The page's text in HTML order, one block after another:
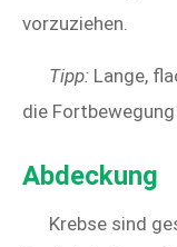
vorzuziehen.
Tipp: Lange,
die
Abdeckung
Krebse sind